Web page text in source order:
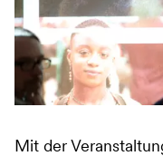
Mit der